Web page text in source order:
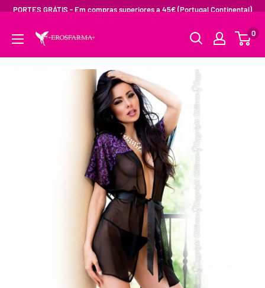
PORTES GRÁTIS - Em compras superiores a 45€ (Portugal Continental)
0